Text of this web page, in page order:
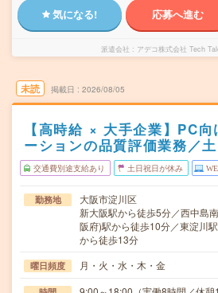
気になる! 応募へ進む
派遣会社 アデコ株式会社 Tech
未読 掲載日 2026/08/05
【高時給 × 大手企業】PC
ーションの品質評価業務／
交通費別途支給あり 土日祝日が休み
勤務地
大阪市淀川区
新大阪駅から徒歩5分／西中島
阪府)駅から徒歩10分／東淀川
から徒歩13分
曜日頻度 月・火・水・木・金